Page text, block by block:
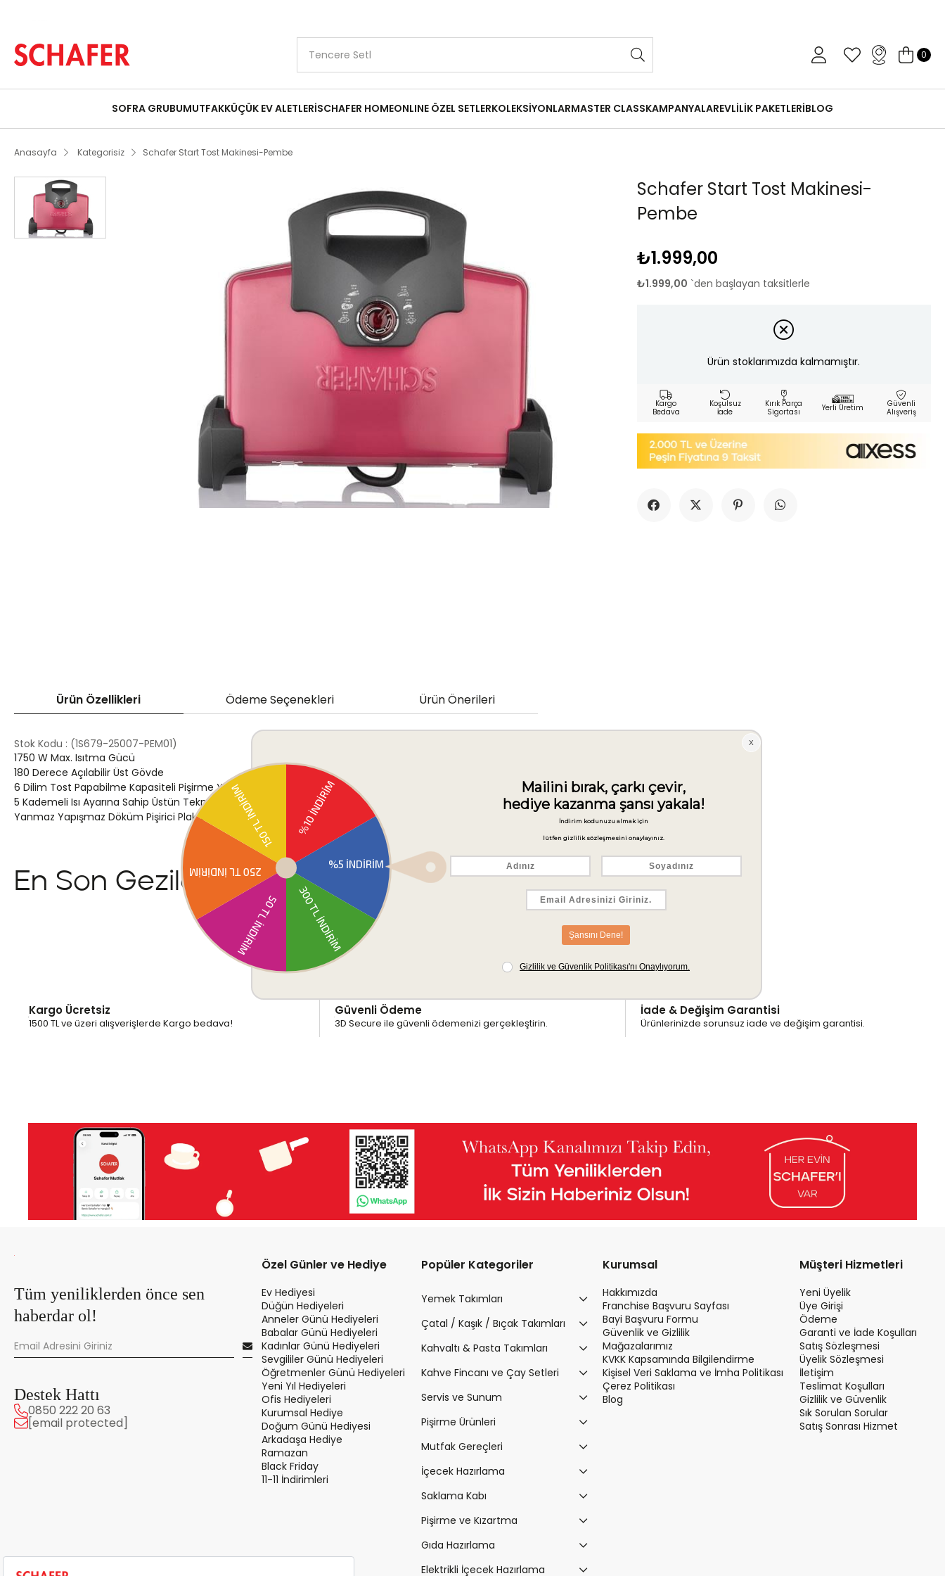
0
SOFRA GRUBUMUTFAKKÜÇÜK EV ALETLERİSCHAFER HOMEONLINE ÖZEL SETLERKOLEKSİYONLARMASTER CLASSKAMPANYALAREVLİLİK PAKETLERİBLOG
Anasayfa Kategorisiz Schafer Start Tost Makinesi-Pembe
Schafer Start Tost Makinesi-
Pembe
₺1.999,00
₺1.999,00 `den başlayan taksitlerle
Ürün stoklarımızda kalmamıştır.
Kargo
Bedava
Koşulsuz
İade
Kırık Parça
Sigortası
Yerli Üretim
Güvenli
Alışveriş
Ürün Özellikleri Ödeme Seçenekleri Ürün Önerileri
Stok Kodu
(1S679-25007-PEM01)
1750 W Max. Isıtma Gücü
180 Derece Açılabilir Üst Gövde
6 Dilim Tost Papabilme Kapasiteli Pişirme Yüzeyi
5 Kademeli Isı Ayarına Sahip Üstün Teknoloji
Yanmaz Yapışmaz Döküm Pişirici Plakalar
En Son Gezilenler
Kargo Ücretsiz
1500 TL ve üzeri alışverişlerde Kargo bedava!
Güvenli Ödeme
3D Secure ile güvenli ödemenizi gerçekleştirin.
İade & Değişim Garantisi
Ürünlerinizde sorunsuz iade ve değişim garantisi.
Tüm yeniliklerden önce sen
haberdar ol!
Destek Hattı
0850 222 20 63
[email protected]
Özel Günler ve Hediye
Ev Hediyesi
Düğün Hediyeleri
Anneler Günü Hediyeleri
Babalar Günü Hediyeleri
Kadınlar Günü Hediyeleri
Sevgililer Günü Hediyeleri
Öğretmenler Günü Hediyeleri
Yeni Yıl Hediyeleri
Ofis Hediyeleri
Kurumsal Hediye
Doğum Günü Hediyesi
Arkadaşa Hediye
Ramazan
Black Friday
11-11 İndirimleri
Popüler Kategoriler
Yemek Takımları
Çatal / Kaşık / Bıçak Takımları
Kahvaltı & Pasta Takımları
Kahve Fincanı ve Çay Setleri
Servis ve Sunum
Pişirme Ürünleri
Mutfak Gereçleri
İçecek Hazırlama
Saklama Kabı
Pişirme ve Kızartma
Gıda Hazırlama
Elektrikli İçecek Hazırlama
Kurumsal
Hakkımızda
Franchise Başvuru Sayfası
Bayi Başvuru Formu
Güvenlik ve Gizlilik
Mağazalarımız
KVKK Kapsamında Bilgilendirme
Kişisel Veri Saklama ve İmha Politikası
Çerez Politikası
Blog
Müşteri Hizmetleri
Yeni Üyelik
Üye Girişi
Ödeme
Garanti ve İade Koşulları
Satış Sözleşmesi
Üyelik Sözleşmesi
İletişim
Teslimat Koşulları
Gizlilik ve Güvenlik
Sık Sorulan Sorular
Satış Sonrası Hizmet
₺1.999,00